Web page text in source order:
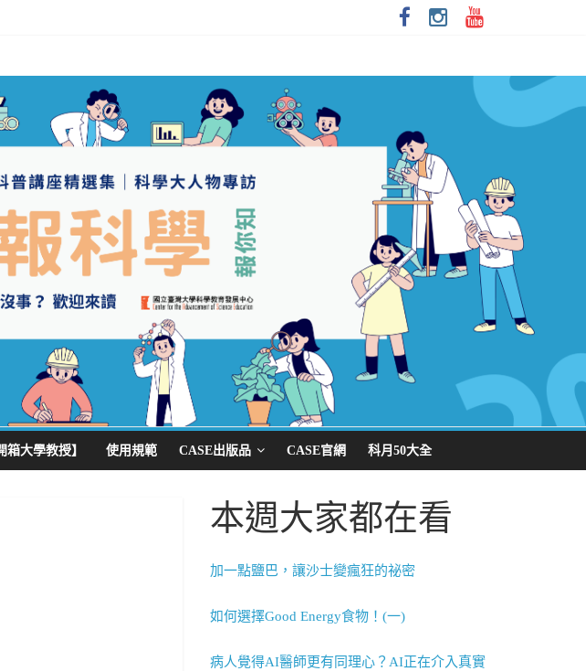
箱大學教授】 使用規範 CASE出版品 CASE官網 科月50大全
本週大家都在看
加一點鹽巴，讓沙士變瘋狂的祕密
如何選擇Good Energy食物！(一)
病人覺得AI醫師更有同理心？AI正在介入真實